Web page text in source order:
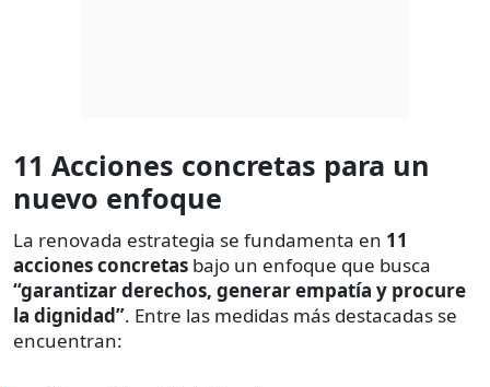
11 Acciones concretas para un
nuevo enfoque
La renovada estrategia se fundamenta en 11
acciones concretas bajo un enfoque que busca
“garantizar derechos, generar empatía y procure
la dignidad”. Entre las medidas más destacadas se
encuentran: